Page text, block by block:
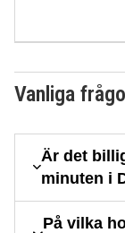
Vanliga
Är det
minuten i
På vilka